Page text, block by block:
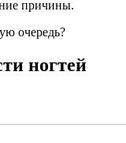
причины.
очередь?
ногтей